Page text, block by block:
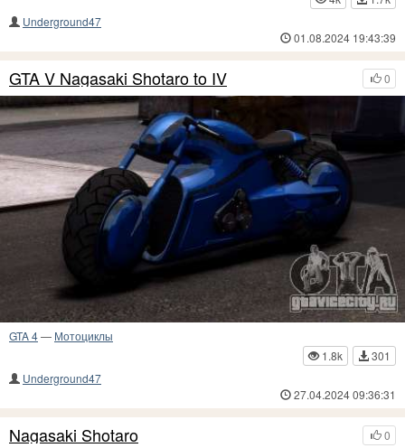
Underground47
01.08.2024 19:43:39
0
GTA V Nagasaki Shotaro to IV
GTA 4— Мотоциклы
1.8k
301
Underground47
27.04.2024 09:36:31
0
Nagasaki Shotaro